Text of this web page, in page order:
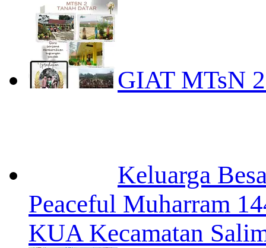
GIAT MTsN
Keluarga
Peaceful Muharram
KUA Kecamatan